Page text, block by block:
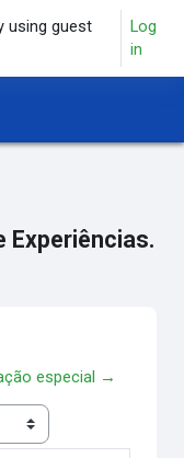
using guest
Log
in
Experiências.
especial →